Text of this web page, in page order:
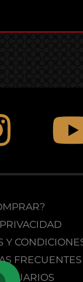
Y
FRECUENTES
USUARIOS